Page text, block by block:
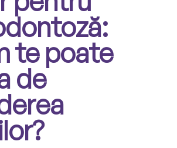
te poate
de